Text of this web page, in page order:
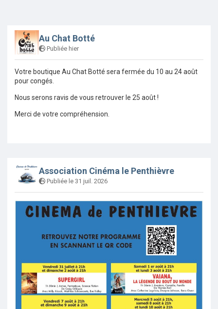
Au Chat Botté
Publiée hier
Votre boutique Au Chat Botté sera fermée du 10 au 24 août
pour congés.
Nous serons ravis de vous retrouver le 25 août !
Merci de votre compréhension.
Association Cinéma le Penthièvre
Publiée le 31 juil. 2026